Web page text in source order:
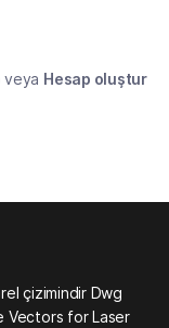
veya Hesap oluştur
çizimindir Dwg
Vectors for Laser